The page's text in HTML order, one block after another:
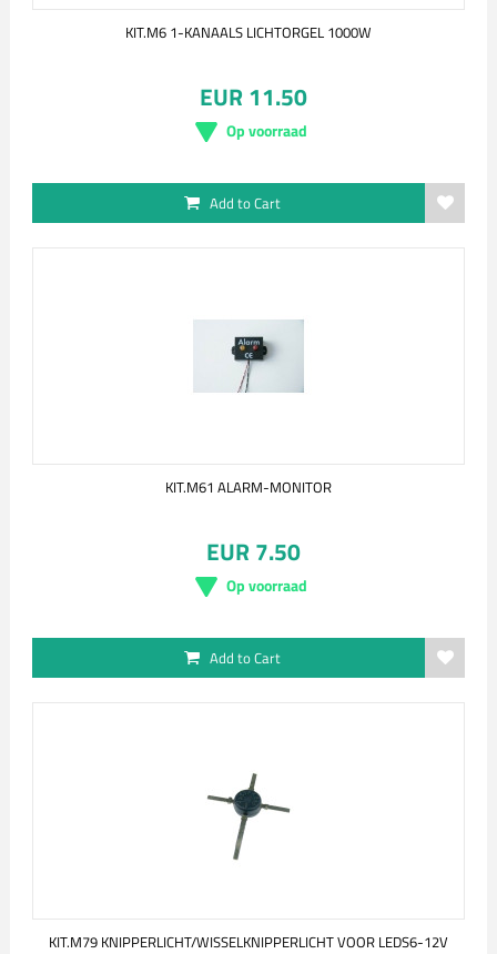
KIT.M6 1-KANAALS LICHTORGEL 1000W
EUR 11.50
Op voorraad
Add to Cart
KIT.M61 ALARM-MONITOR
EUR 7.50
Op voorraad
Add to Cart
KIT.M79 KNIPPERLICHT/WISSELKNIPPERLICHT VOOR LEDS6-12V